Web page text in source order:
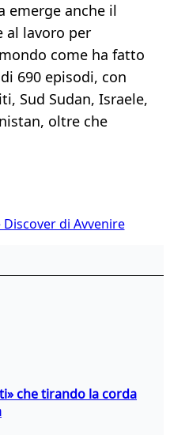
emerge anche il
al lavoro per
come ha fatto
690 episodi, con
Sud Sudan, Israele,
oltre che
di Avvenire
che tirando la corda